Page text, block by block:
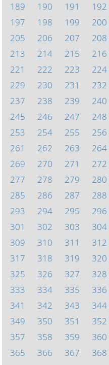
189
190 191 192
197
198 199 200
205
206 207 208
213
214 215 216
221
222 223 224
229
230 231 232
237
238 239 240
245
246 247 248
253
254 255 256
261
262 263 264
269
270 271 272
277
278 279 280
285
286 287 288
293
294 295 296
301
302 303 304
309
310 311 312
317
318 319 320
325
326 327 328
333
334 335 336
341
342 343 344
349
350 351 352
357
358 359 360
365
366 367 368